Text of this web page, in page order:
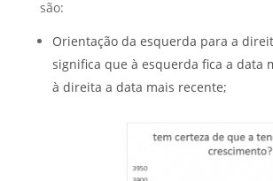
são:
Orientação da esquerda para a
significa que à esquerda fica a data
à direita a data mais recente;